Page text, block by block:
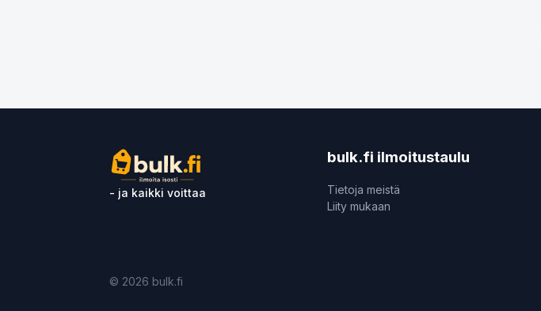
- ja kaikki voittaa
bulk.fi ilmoitustaulu
Tietoja meistä
Liity mukaan
© 2026 bulk.fi